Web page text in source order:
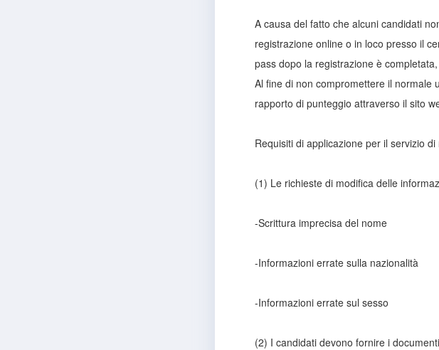
A causa del fatto che alcuni candidati
registrazione online o in loco presso il
pass dopo la registrazione è
Al fine di non compromettere il normale
rapporto di punteggio attraverso il sito
Requisiti di applicazione per il servizio
(1) Le richieste di modifica delle
-Scrittura imprecisa del nome
-Informazioni errate sulla nazionalità
-Informazioni errate sul sesso
(2) I candidati devono fornire i